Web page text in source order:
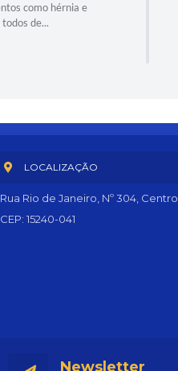
como hérnia e
de...
LOCALIZAÇÃO
Rua Rio de Janeiro, Nº 304, Centro
CEP: 15240-041
Newsletter